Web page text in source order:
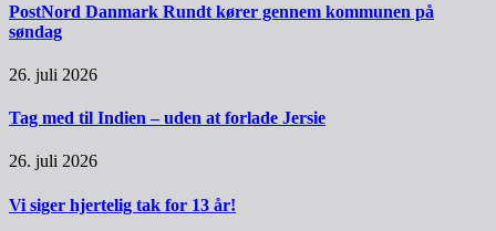
PostNord Danmark Rundt kører gennem kommunen på
søndag
26. juli 2026
Tag med til Indien – uden at forlade Jersie
26. juli 2026
Vi siger hjertelig tak for 13 år!